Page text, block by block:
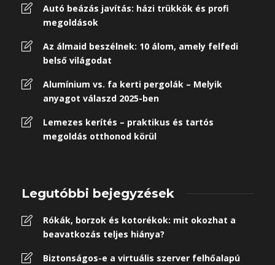
Autó beázás javítás: házi trükkök és profi
megoldások
Az álmaid beszélnek: 10 álom, amely felfedi
belső világodat
Alumínium vs. fa kerti pergolák – Melyik
anyagot válaszd 2025-ben
Lemezes kerítés – praktikus és tartós
megoldás otthonod körül
Legutóbbi bejegyzések
Rókák, borzok és kotorékok: mit okozhat a
beavatkozás teljes hiánya?
Biztonságos-e a virtuális szerver felhőalapú